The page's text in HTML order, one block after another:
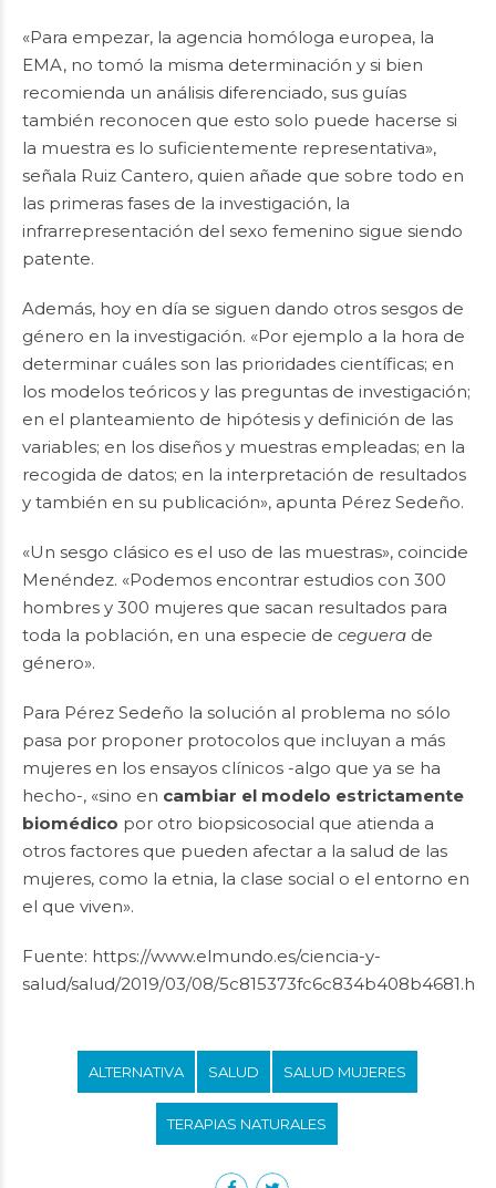
«Para empezar, la agencia homóloga europea, la
EMA, no tomó la misma determinación y si bien
recomienda un análisis diferenciado, sus guías
también reconocen que esto solo puede hacerse si
la muestra es lo suficientemente representativa»,
señala Ruiz Cantero, quien añade que sobre todo en
las primeras fases de la investigación, la
infrarrepresentación del sexo femenino sigue siendo
patente.
Además, hoy en día se siguen dando otros sesgos de
género en la investigación. «Por ejemplo a la hora de
determinar cuáles son las prioridades científicas; en
los modelos teóricos y las preguntas de investigación;
en el planteamiento de hipótesis y definición de las
variables; en los diseños y muestras empleadas; en la
recogida de datos; en la interpretación de resultados
y también en su publicación», apunta Pérez Sedeño.
«Un sesgo clásico es el uso de las muestras», coincide
Menéndez. «Podemos encontrar estudios con 300
hombres y 300 mujeres que sacan resultados para
toda la población, en una especie de ceguera de
género».
Para Pérez Sedeño la solución al problema no sólo
pasa por proponer protocolos que incluyan a más
mujeres en los ensayos clínicos -algo que ya se ha
hecho-, «sino en cambiar el modelo estrictamente
biomédico por otro biopsicosocial que atienda a
otros factores que pueden afectar a la salud de las
mujeres, como la etnia, la clase social o el entorno en
el que viven».
Fuente: https://www.elmundo.es/ciencia-y-
salud/salud/2019/03/08/
ALTERNATIVA SALUD SALUD MUJERES
TERAPIAS NATURALES